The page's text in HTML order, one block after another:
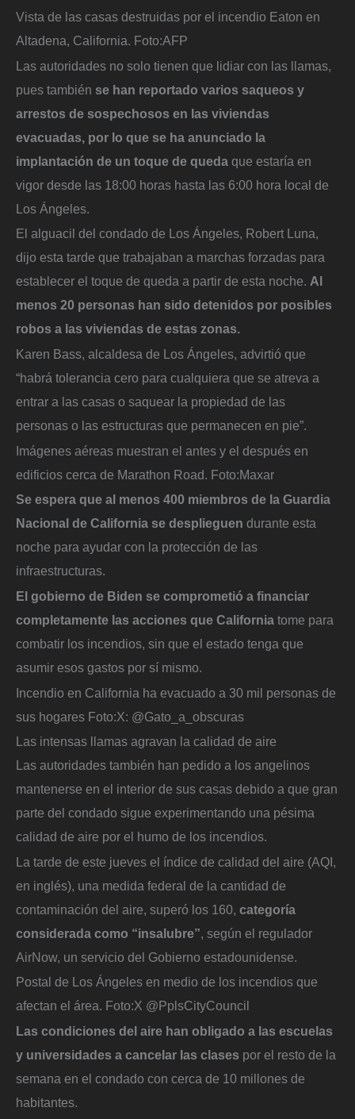
Vista de las casas destruidas por el incendio Eaton en
Altadena, California. Foto:AFP
Las autoridades no solo tienen que lidiar con las llamas,
pues también se han reportado varios saqueos y
arrestos de sospechosos en las viviendas
evacuadas, por lo que se ha anunciado la
implantación de un toque de queda que estaría en
vigor desde las 18:00 horas hasta las 6:00 hora local de
Los Ángeles.
El alguacil del condado de Los Ángeles, Robert Luna,
dijo esta tarde que trabajaban a marchas forzadas para
establecer el toque de queda a partir de esta noche. Al
menos 20 personas han sido detenidos por posibles
robos a las viviendas de estas zonas.
Karen Bass, alcaldesa de Los Ángeles, advirtió que
“habrá tolerancia cero para cualquiera que se atreva a
entrar a las casas o saquear la propiedad de las
personas o las estructuras que permanecen en pie”.
Imágenes aéreas muestran el antes y el después en
edificios cerca de Marathon Road. Foto:Maxar
Se espera que al menos 400 miembros de la Guardia
Nacional de California se desplieguen durante esta
noche para ayudar con la protección de las
infraestructuras.
El gobierno de Biden se comprometió a financiar
completamente las acciones que California tome para
combatir los incendios, sin que el estado tenga que
asumir esos gastos por sí mismo.
Incendio en California ha evacuado a 30 mil personas de
sus hogares Foto:X: @Gato_a_obscuras
Las intensas llamas agravan la calidad de aire
Las autoridades también han pedido a los angelinos
mantenerse en el interior de sus casas debido a que gran
parte del condado sigue experimentando una pésima
calidad de aire por el humo de los incendios.
La tarde de este jueves el índice de calidad del aire (AQI,
en inglés), una medida federal de la cantidad de
contaminación del aire, superó los 160, categoría
considerada como “insalubre”, según el regulador
AirNow, un servicio del Gobierno estadounidense.
Postal de Los Ángeles en medio de los incendios que
afectan el área. Foto:X @PplsCityCouncil
Las condiciones del aire han obligado a las escuelas
y universidades a cancelar las clases por el resto de la
semana en el condado con cerca de 10 millones de
habitantes.